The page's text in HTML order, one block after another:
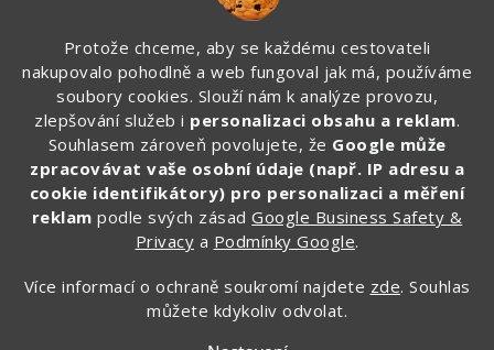
Protože chceme, aby se každému cestovateli
nakupovalo pohodlně a web fungoval jak má, používáme
soubory cookies. Slouží nám k analýze provozu,
zlepšování služeb i personalizaci obsahu a reklam.
Souhlasem zároveň povolujete, že Google může
zpracovávat vaše osobní údaje (např. IP adresu a
cookie identifikátory) pro personalizaci a měření
reklam podle svých zásadGoogle Business Safety &
Privacy a Podmínky Google.
Více informací o ochraně soukromí najdete zde. Souhlas
můžete kdykoliv odvolat.
Vytvořil Shoptet